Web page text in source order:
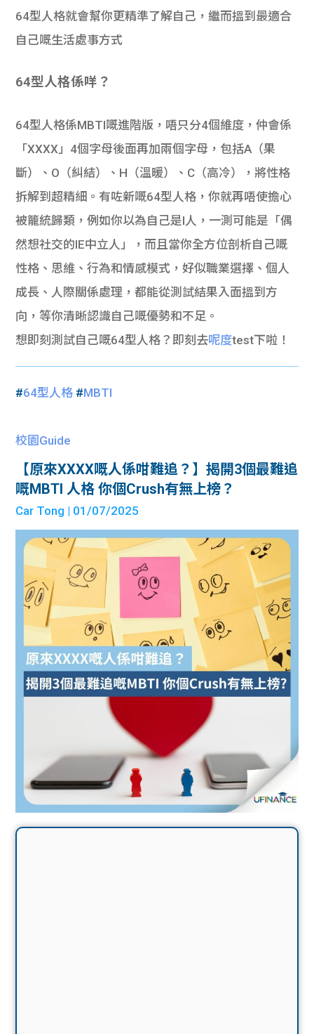
64型人格就會幫你更精準了解自己，繼而搵到最適合
自己嘅生活處事方式
64型人格係咩？
64型人格係MBTI嘅進階版，唔只分4個維度，仲會係
「XXXX」4個字母後面再加兩個字母，包括A（果
斷）、O（糾結）、H（溫暖）、C（高冷），將性格
拆解到超精細。有咗新嘅64型人格，你就再唔使擔心
被籠統歸類，例如你以為自己是I人，一測可能是「偶
然想社交的IE中立人」，而且當你全方位剖析自己嘅
性格、思維、行為和情感模式，好似職業選擇、個人
成長、人際關係處理，都能從測試結果入面搵到方
向，等你清晰認識自己嘅優勢和不足。
想即刻測試自己嘅64型人格？即刻去呢度test下啦！
#64型人格 #MBTI
校園Guide
【原來XXXX嘅人係咁難追？】揭開3個最難追
嘅MBTI 人格 你個Crush有無上榜？
Car Tong | 01/07/2025